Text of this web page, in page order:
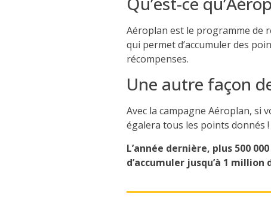
Aéroplan est le programme de
qui permet d’accumuler des
récompenses.
Une autre façon
Avec la campagne Aéroplan, si
égalera tous les points donnés !
L’année dernière, plus 500
d’accumuler jusqu’à 1 million